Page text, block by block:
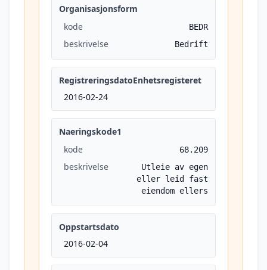
Organisasjonsform
kode
BEDR
beskrivelse Bedrift
RegistreringsdatoEnhetsregisteret
2016-02-24
Naeringskode1
kode
68.209
beskrivelse
Utleie av egen
eller leid fast
eiendom ellers
Oppstartsdato
2016-02-04